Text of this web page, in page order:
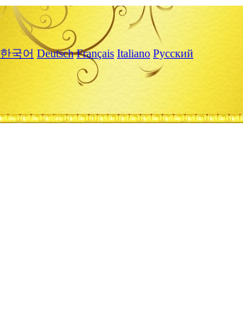
한국어 Deutsch Français Italiano Русский